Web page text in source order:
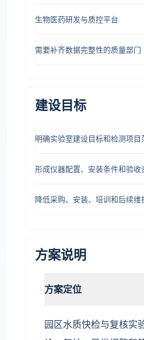
生物医药研发与质控平台
需要补齐数据完整性的质量部门
建设目标
明确实验室建设目标和检测项目
形成仪器配置、安装条件和验收
降低采购、安装、培训和后续维
方案说明
方案定位
园区水质快检与复核实